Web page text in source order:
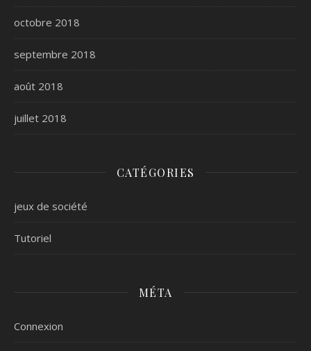
octobre 2018
septembre 2018
août 2018
juillet 2018
CATÉGORIES
jeux de société
Tutoriel
MÉTA
Connexion